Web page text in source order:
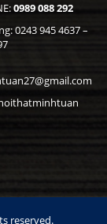
0989 088 292
0243 945 4637–
reserved.